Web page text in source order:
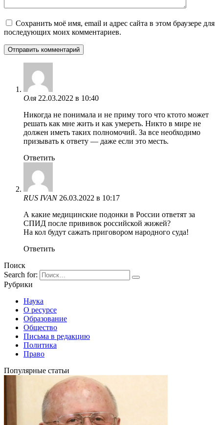
Сохранить моё имя, email и адрес сайта в этом браузере для
последующих моих комментариев.
Оля 22.03.2022 в 10:40
Никогда не понимала и не приму того что ктото может
решать как мне жить и как умереть. Никто в мире не
должен иметь таких полномочий. За все необходимо
призывать к ответу — даже если это месть.
Ответить
RUS IVAN 26.03.2022 в 10:17
А какие медицинские подонки в России ответят за
СПИД после прививок российской жижей?
На кол будут сажать приговором народного суда!
Ответить
Поиск
Search for:
Рубрики
Наука
О ресурсе
Образование
Общество
Письма в редакцию
Политика
Право
Популярные статьи